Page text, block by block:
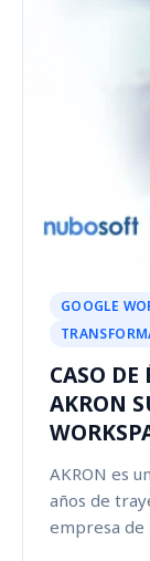
GOOGLE
CASO
AKRON
AKRON es
años de
empresa de